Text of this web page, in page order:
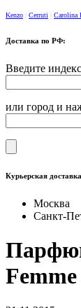
Kenzo Cerruti Carolina
Доставка по РФ:
Введите индекс
или город и
Курьерская
Москва
Санкт-
Femme